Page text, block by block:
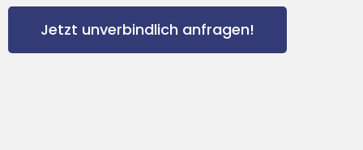
Jetzt unverbindlich anfragen!